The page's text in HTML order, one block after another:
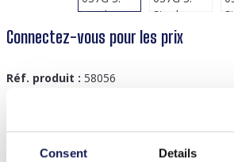
Consent Details
Connectez-vous pour les prix
Réf. produit : 58056